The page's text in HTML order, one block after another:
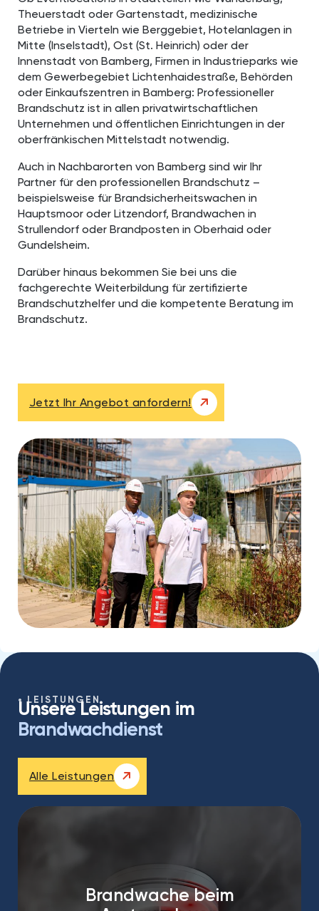
Theuerstadt oder Gartenstadt, medizinische
Betriebe in Vierteln wie Berggebiet, Hotelanlagen in
Mitte (Inselstadt), Ost (St. Heinrich) oder der
Innenstadt von Bamberg, Firmen in Industrieparks wie
dem Gewerbegebiet Lichtenhaidestraße, Behörden
oder Einkaufszentren in Bamberg: Professioneller
Brandschutz ist in allen privatwirtschaftlichen
Unternehmen und öffentlichen Einrichtungen in der
oberfränkischen Mittelstadt notwendig.
Auch in Nachbarorten von Bamberg sind wir Ihr
Partner für den professionellen Brandschutz –
beispielsweise für Brandsicherheitswachen in
Hauptsmoor oder Litzendorf, Brandwachen in
Strullendorf oder Brandposten in Oberhaid oder
Gundelsheim.
Darüber hinaus bekommen Sie bei uns die
fachgerechte Weiterbildung für zertifizierte
Brandschutzhelfer und die kompetente Beratung im
Brandschutz.
Jetzt Ihr Angebot anfordern!
LEISTUNGEN
Unsere Leistungen im
Brandwachdienst
Alle Leistungen
Brandwache beim